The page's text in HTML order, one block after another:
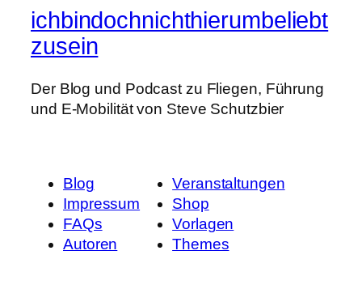
ichbindochnichthierumbeliebt
zusein
Der Blog und Podcast zu Fliegen, Führung
und E-Mobilität von Steve Schutzbier
Blog
Impressum
FAQs
Autoren
Veranstaltungen
Shop
Vorlagen
Themes